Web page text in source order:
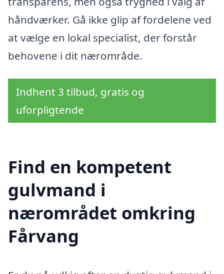
håndværker. Gå ikke glip af fordelene ved
at vælge en lokal specialist, der forstår
behovene i dit nærområde.
Indhent 3 tilbud, gratis og
uforpligtende
Find en kompetent
gulvmand i
nærområdet omkring
Fårvang